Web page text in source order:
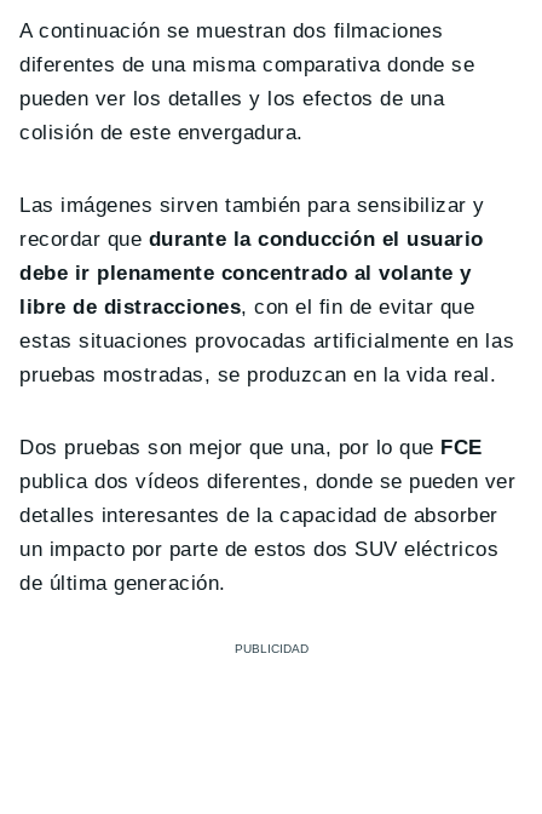
A continuación se muestran dos filmaciones
diferentes de una misma comparativa donde se
pueden ver los detalles y los efectos de una
colisión de este envergadura.
Las imágenes sirven también para sensibilizar y
recordar que durante la conducción el usuario
debe ir plenamente concentrado al volante y
libre de distracciones, con el fin de evitar que
estas situaciones provocadas artificialmente en las
pruebas mostradas, se produzcan en la vida real.
Dos pruebas son mejor que una, por lo que FCE
publica dos vídeos diferentes, donde se pueden ver
detalles interesantes de la capacidad de absorber
un impacto por parte de estos dos SUV eléctricos
de última generación.